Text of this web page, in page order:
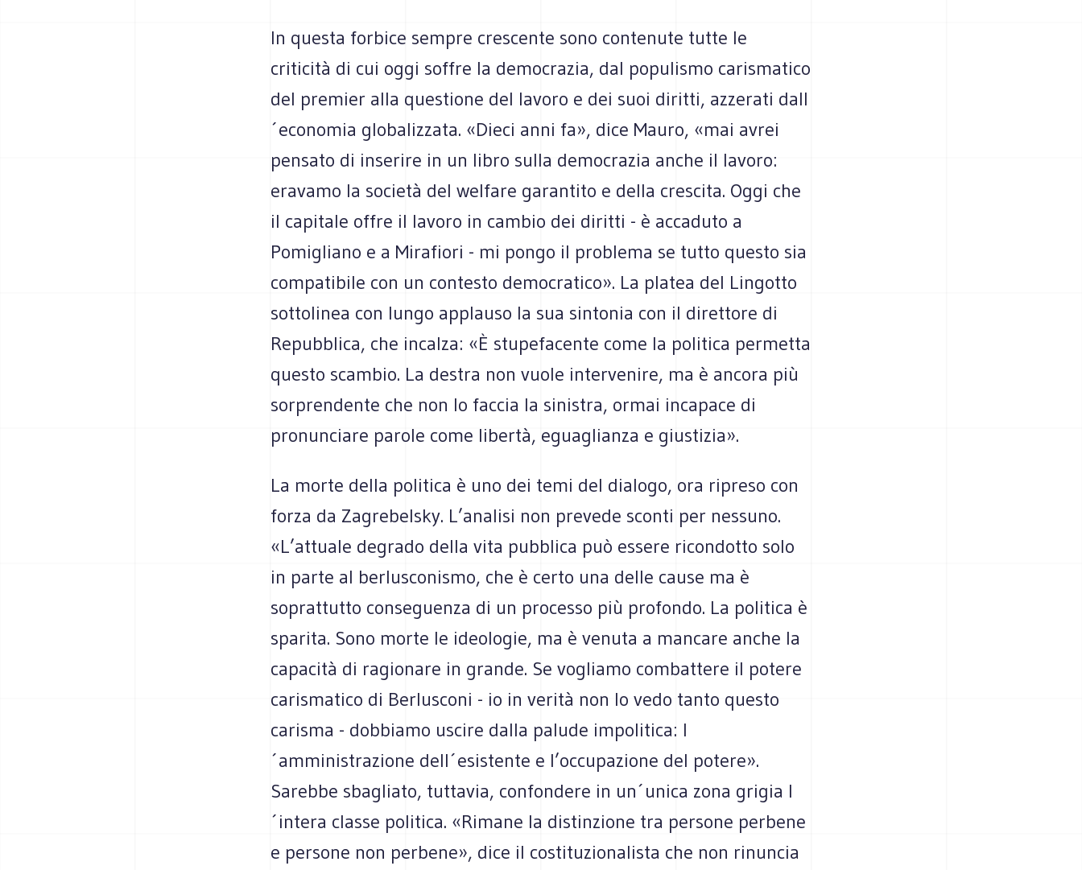
In questa forbice sempre crescente sono contenute tutte le
criticità di cui oggi soffre la democrazia, dal populismo carismatico
del premier alla questione del lavoro e dei suoi diritti, azzerati dall
´economia globalizzata. «Dieci anni fa», dice Mauro, «mai avrei
pensato di inserire in un libro sulla democrazia anche il lavoro:
eravamo la società del welfare garantito e della crescita. Oggi che
il capitale offre il lavoro in cambio dei diritti - è accaduto a
Pomigliano e a Mirafiori - mi pongo il problema se tutto questo sia
compatibile con un contesto democratico». La platea del Lingotto
sottolinea con lungo applauso la sua sintonia con il direttore di
Repubblica, che incalza: «È stupefacente come la politica permetta
questo scambio. La destra non vuole intervenire, ma è ancora più
sorprendente che non lo faccia la sinistra, ormai incapace di
pronunciare parole come libertà, eguaglianza e giustizia».
La morte della politica è uno dei temi del dialogo, ora ripreso con
forza da Zagrebelsky. L’analisi non prevede sconti per nessuno.
«L’attuale degrado della vita pubblica può essere ricondotto solo
in parte al berlusconismo, che è certo una delle cause ma è
soprattutto conseguenza di un processo più profondo. La politica è
sparita. Sono morte le ideologie, ma è venuta a mancare anche la
capacità di ragionare in grande. Se vogliamo combattere il potere
carismatico di Berlusconi - io in verità non lo vedo tanto questo
carisma - dobbiamo uscire dalla palude impolitica: l
´amministrazione dell´esistente e l’occupazione del potere».
Sarebbe sbagliato, tuttavia, confondere in un´unica zona grigia l
´intera classe politica. «Rimane la distinzione tra persone perbene
e persone non perbene», dice il costituzionalista che non rinuncia